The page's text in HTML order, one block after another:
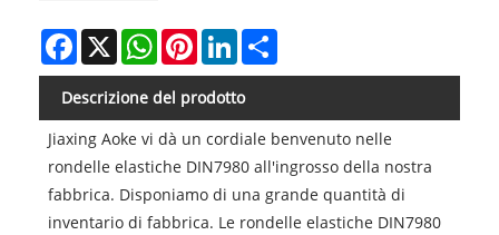
Facebook
X WhatsAppPinterestLinkedIn
Descrizione del prodotto
Jiaxing Aoke vi dà un cordiale benvenuto nelle
rondelle elastiche DIN7980 all'ingrosso della nostra
fabbrica. Disponiamo di una grande quantità di
inventario di fabbrica. Le rondelle elastiche DIN7980